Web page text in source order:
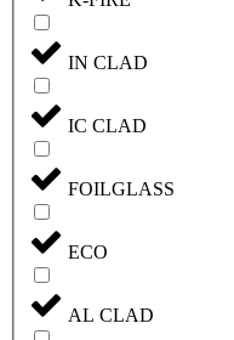
IN CLAD
IC CLAD
FOILGLASS
ECO
AL CLAD